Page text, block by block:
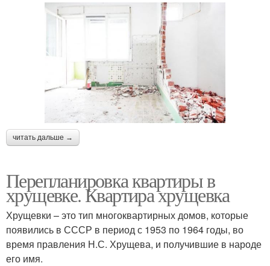
читать дальше →
Перепланировка квартиры в
хрущевке. Квартира хрущевка
Хрущевки – это тип многоквартирных домов, которые
появились в СССР в период с 1953 по 1964 годы, во
время правления Н.С. Хрущева, и получившие в народе
его имя.